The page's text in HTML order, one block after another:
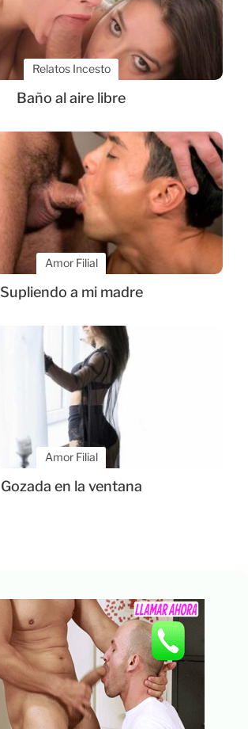
Relatos Incesto
Baño al aire libre
Amor Filial
Supliendo a mi madre
Amor Filial
Gozada en la ventana